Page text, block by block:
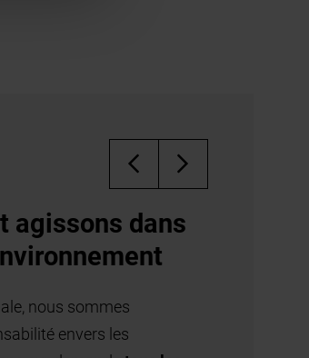
allemande
et produits au sein même de la société